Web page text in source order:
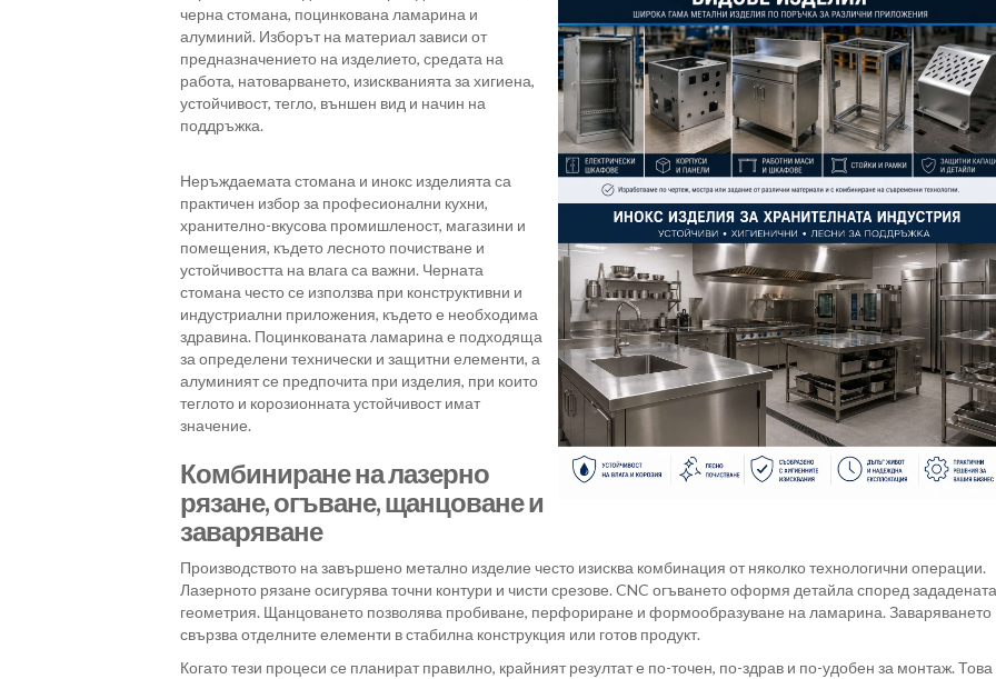
черна стомана, поцинкована ламарина и
алуминий. Изборът на материал зависи от
предназначението на изделието, средата на
работа, натоварването, изискванията за хигиена,
устойчивост, тегло, външен вид и начин на
поддръжка.
Неръждаемата стомана и инокс изделията са
практичен избор за професионални кухни,
хранително-вкусова промишленост, магазини и
помещения, където лесното почистване и
устойчивостта на влага са важни. Черната
стомана често се използва при конструктивни и
индустриални приложения, където е необходима
здравина. Поцинкованата ламарина е подходяща
за определени технически и защитни елементи, а
алуминият се предпочита при изделия, при които
теглото и корозионната устойчивост имат
значение.
Комбиниране на лазерно
рязане, огъване, щанцоване и
заваряване
Производството на завършено метално изделие често изисква комбинация от няколко технологични операции.
Лазерното рязане осигурява точни контури и чисти срезове. CNC огъването оформя детайла според зададената
геометрия. Щанцоването позволява пробиване, перфориране и формообразуване на ламарина. Заваряването
свързва отделните елементи в стабилна конструкция или готов продукт.
Когато тези процеси се планират правилно, крайният резултат е по-точен, по-здрав и по-удобен за монтаж. Това